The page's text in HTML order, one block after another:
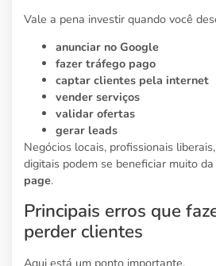
Vale a pena investir quando você
anunciar no Google
fazer tráfego pago
captar clientes pela internet
vender serviços
validar ofertas
gerar leads
Negócios locais, profissionais
digitais podem se beneficiar muito da
page.
Principais erros que
perder clientes
Aqui está um ponto importante.